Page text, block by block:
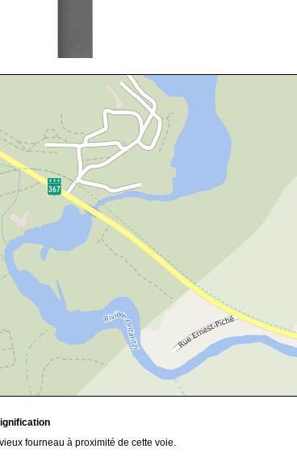
vieux fourneau à proximité de cette voie.